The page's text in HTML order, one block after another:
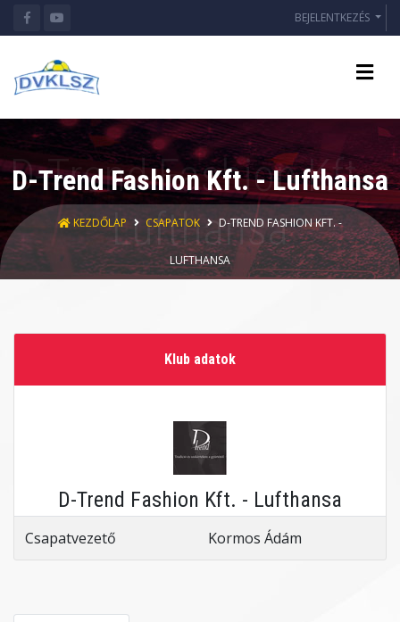
BEJELENTKEZÉS
D-Trend Fashion Kft. - Lufthansa
KEZDŐLAP CSAPATOK D-TREND FASHION KFT. -
LUFTHANSA
Klub adatok
D-Trend Fashion Kft. - Lufthansa
Csapatvezető Kormos Ádám